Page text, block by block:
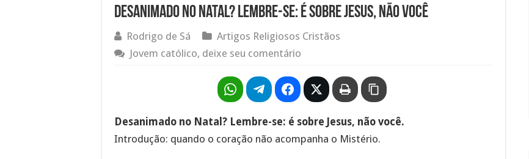
Desanimado no Natal? Lembre-se: é sobre Jesus, não você
Rodrigo de Sá
Artigos Religiosos Cristãos
Jovem católico, deixe seu comentário
Desanimado no Natal? Lembre-se: é sobre Jesus, não você.
Introdução: quando o coração não acompanha o Mistério.